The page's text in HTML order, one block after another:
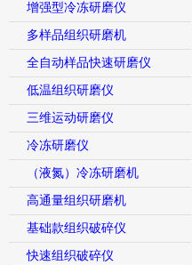
增强型冷冻研磨仪
多样品组织研磨机
全自动样品快速研磨仪
低温组织研磨仪
三维运动研磨仪
冷冻研磨仪
（液氮）冷冻研磨机
高通量组织研磨机
基础款组织破碎仪
快速组织破碎仪